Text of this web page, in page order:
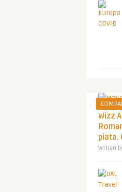
Wizz
piata.
Written